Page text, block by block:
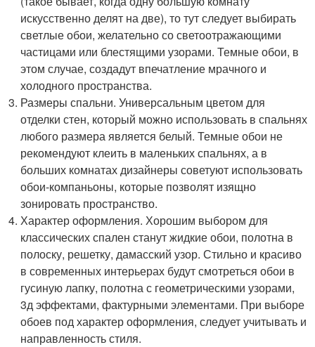
искусственно делят на две), то тут следует выбирать
светлые обои, желательно со светоотражающими
частицами или блестящими узорами. Темные обои, в
этом случае, создадут впечатление мрачного и
холодного пространства.
Размеры спальни. Универсальным цветом для
отделки стен, который можно использовать в спальнях
любого размера является белый. Темные обои не
рекомендуют клеить в маленьких спальнях, а в
больших комнатах дизайнеры советуют использовать
обои-компаньоны, которые позволят изящно
зонировать пространство.
Характер оформления. Хорошим выбором для
классических спален станут жидкие обои, полотна в
полоску, решетку, дамасский узор. Стильно и красиво
в современных интерьерах будут смотреться обои в
гусиную лапку, полотна с геометрическими узорами,
3д эффектами, фактурными элементами. При выборе
обоев под характер оформления, следует учитывать и
направленность стиля.